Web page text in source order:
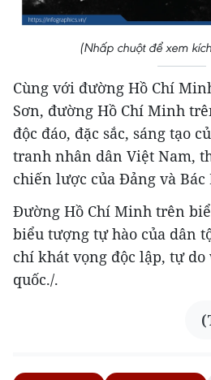
(Nhấp chuột để xem
Cùng với đường Hồ Chí
Sơn, đường Hồ Chí Minh
độc đáo, đặc sắc, sáng tạo
tranh nhân dân Việt Nam,
chiến lược của Đảng và Bác
Đường Hồ Chí Minh trên
biểu tượng tự hào của dân
chí khát vọng độc lập, tự do
quốc./.